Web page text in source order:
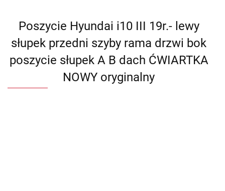
Poszycie Hyundai i10 III 19r.- lewy
słupek przedni szyby rama drzwi bok
poszycie słupek A B dach ĆWIARTKA
NOWY oryginalny